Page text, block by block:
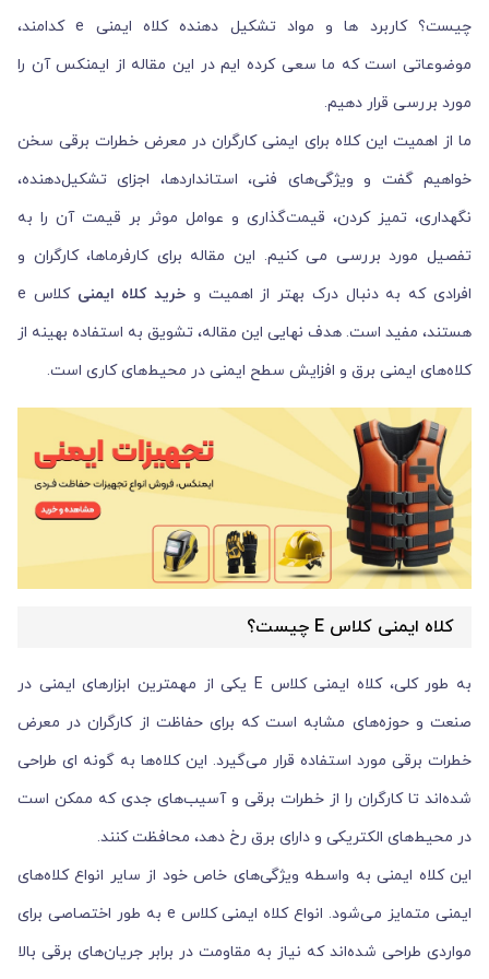
چیست؟ کاربرد ها و مواد تشکیل دهنده کلاه ایمنی e کدامند،
موضوعاتی است که ما سعی کرده ایم در این مقاله از ایمنکس آن را
مورد بررسی قرار دهیم.
ما از اهمیت این کلاه برای ایمنی کارگران در معرض خطرات برقی سخن
خواهیم گفت و ویژگی‌های فنی، استانداردها، اجزای تشکیل‌دهنده،
نگهداری، تمیز کردن، قیمت‌گذاری و عوامل موثر بر قیمت آن را به
تفصیل مورد بررسی می کنیم. این مقاله برای کارفرماها، کارگران و
افرادی که به دنبال درک بهتر از اهمیت و خرید کلاه ایمنی
کلاس e
هستند، مفید است. هدف نهایی این مقاله، تشویق به استفاده بهینه از
کلاه‌های ایمنی برق و افزایش سطح ایمنی در محیط‌های کاری است.
کلاه ایمنی کلاس E چیست؟
به طور کلی، کلاه ایمنی کلاس E یکی از مهمترین ابزارهای ایمنی در
صنعت و حوزه‌های مشابه است که برای حفاظت از کارگران در معرض
خطرات برقی مورد استفاده قرار می‌گیرد. این کلاه‌ها به گونه ای طراحی
شده‌اند تا کارگران را از خطرات برقی و آسیب‌های جدی که ممکن است
در محیط‌های الکتریکی و دارای برق رخ دهد، محافظت کنند.
این کلاه ایمنی به واسطه ویژگی‌های خاص خود از سایر انواع کلاه‌های
ایمنی متمایز می‌شود. انواع کلاه ایمنی کلاس e به طور اختصاصی برای
مواردی طراحی شده‌اند که نیاز به مقاومت در برابر جریان‌های برقی بالا